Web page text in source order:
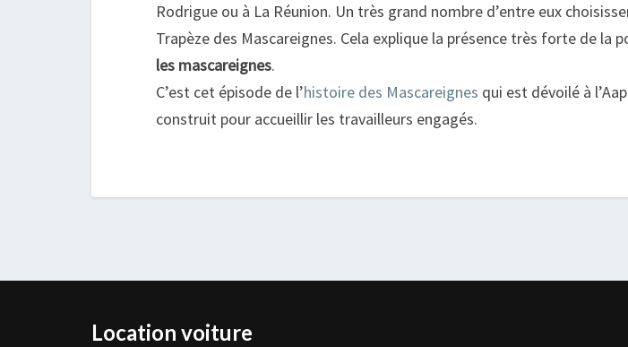
Rodrigue ou à La Réunion. Un très grand nombre d’entre eux
Trapèze des Mascareignes. Cela explique la présence très forte de la
les mascareignes.
C’est cet épisode de l’histoire des Mascareignes qui est dévoilé à
construit pour accueillir les travailleurs engagés.
Location voiture